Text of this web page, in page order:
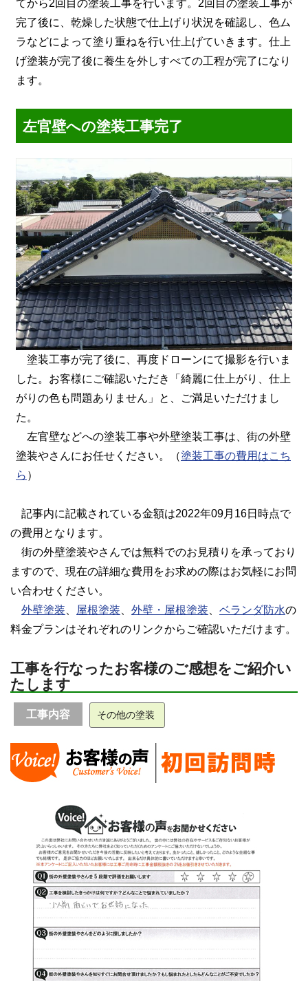
てから2回目の塗装工事を行います。2回目の塗装工事が
完了後に、乾燥した状態で仕上げり状況を確認し、色ム
ラなどによって塗り重ねを行い仕上げていきます。仕上
げ塗装が完了後に養生を外しすべての工程が完了になり
ます。
左官壁への塗装工事完了
塗装工事が完了後に、再度ドローンにて撮影を行いま
した。お客様にご確認いただき「綺麗に仕上がり、仕上
がりの色も問題ありません」と、ご満足いただけまし
た。
左官壁などへの塗装工事や外壁塗装工事は、街の外壁
塗装やさんにお任せください。（塗装工事の費用はこち
ら ）
記事内に記載されている金額は2022年09月16日時点で
の費用となります。
街の外壁塗装やさんでは無料でのお見積りを承っており
ますので、現在の詳細な費用をお求めの際はお気軽にお問
い合わせください。
外壁塗装
屋根塗装 外壁・屋根塗装 ベランダ防水の
料金プランはそれぞれのリンクからご確認いただけます。
工事を行なったお客様のご感想をご紹介い
たします
工事内容 その他の塗装